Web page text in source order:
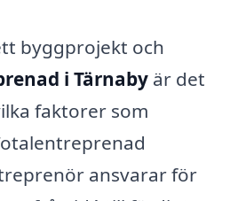
byggprojekt och
i Tärnaby är det
faktorer som
ansvarar för